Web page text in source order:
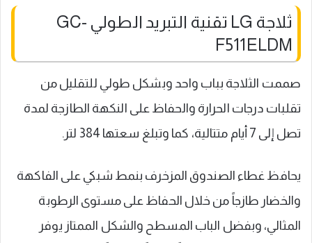
ثلاجة LG تقنية التبريد الطولي GC-
F511ELDM
صممت الثلاجة بباب واحد وبشكل طولي للتقليل من
تقلبات درجات الحرارة والحفاظ على النكهة الطازجة لمدة
تصل إلى 7 أيام متتالية، كما وتبلغ سعتها 384 لتر.
يحافظ غطاء الصندوق المزخرف بنمط شبكي على الفاكهة
والخضار طازجاً من خلال الحفاظ على مستوى الرطوبة
المثالي، وبفضل الباب المسطح والشكل الممتاز يوفر